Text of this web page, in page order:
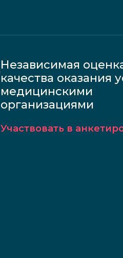
Независимая
качества оказания
медицинскими
организациями
Участвовать в